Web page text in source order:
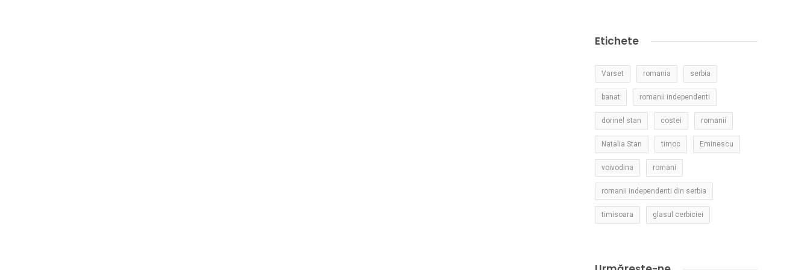
Etichete
Varset romania serbia
banat romanii independenti
dorinel stan costei romanii
Natalia Stan timoc Eminescu
voivodina romani
romanii independenti din serbia
timisoara glasul cerbiciei